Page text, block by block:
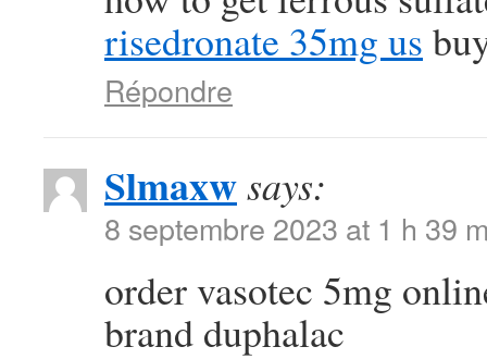
risedronate 35mg us
Répondre
Slmaxwsays:
8 septembre 2023 at 1 h 39
order vasotec 5mg
brand duphalac